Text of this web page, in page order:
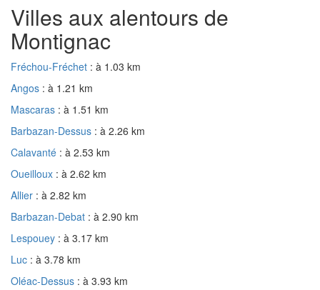
Villes aux alentours de
Montignac
Fréchou-Fréchet : à 1.03 km
Angos : à 1.21 km
Mascaras : à 1.51 km
Barbazan-Dessus : à 2.26 km
Calavanté : à 2.53 km
Oueilloux : à 2.62 km
Allier : à 2.82 km
Barbazan-Debat : à 2.90 km
Lespouey : à 3.17 km
Luc : à 3.78 km
Oléac-Dessus : à 3.93 km